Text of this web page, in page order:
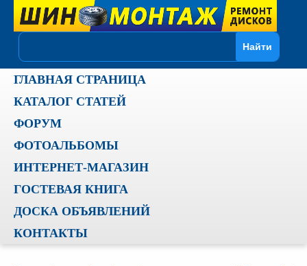
ГЛАВНАЯ СТРАНИЦА
КАТАЛОГ СТАТЕЙ
ФОРУМ
ФОТОАЛЬБОМЫ
ИНТЕРНЕТ-МАГАЗИН
ГОСТЕВАЯ КНИГА
ДОСКА ОБЪЯВЛЕНИЙ
КОНТАКТЫ